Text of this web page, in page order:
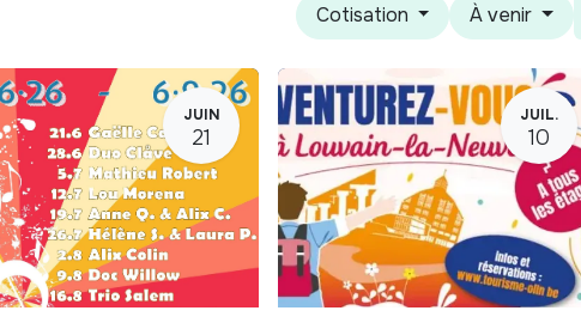
Cotisation À venir
JUIN
21
JUIL.
10